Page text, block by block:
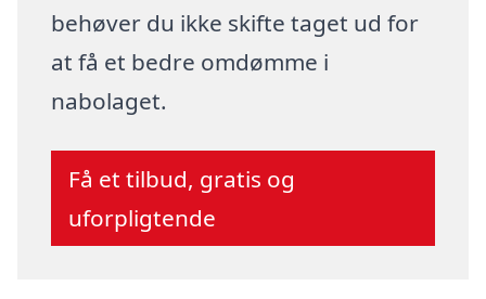
behøver du ikke skifte taget ud for
at få et bedre omdømme i
nabolaget.
Få et tilbud, gratis og
uforpligtende